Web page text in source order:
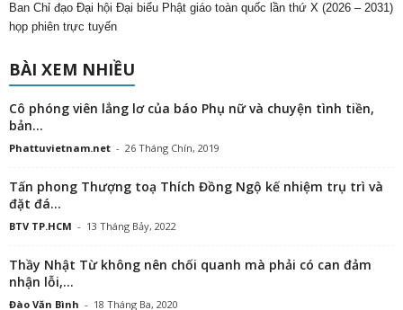
Ban Chỉ đạo Đại hội Đại biểu Phật giáo toàn quốc lần thứ X (2026 – 2031)
họp phiên trực tuyến
BÀI XEM NHIỀU
Cô phóng viên lẳng lơ của báo Phụ nữ và chuyện tình tiền,
bản...
Phattuvietnam.net - 26 Tháng Chín, 2019
Tấn phong Thượng toạ Thích Đồng Ngộ kế nhiệm trụ trì và
đặt đá...
BTV TP.HCM - 13 Tháng Bảy, 2022
Thầy Nhật Từ không nên chối quanh mà phải có can đảm
nhận lỗi,...
Đào Văn Bình - 18 Tháng Ba, 2020